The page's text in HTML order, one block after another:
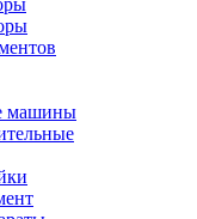
машины